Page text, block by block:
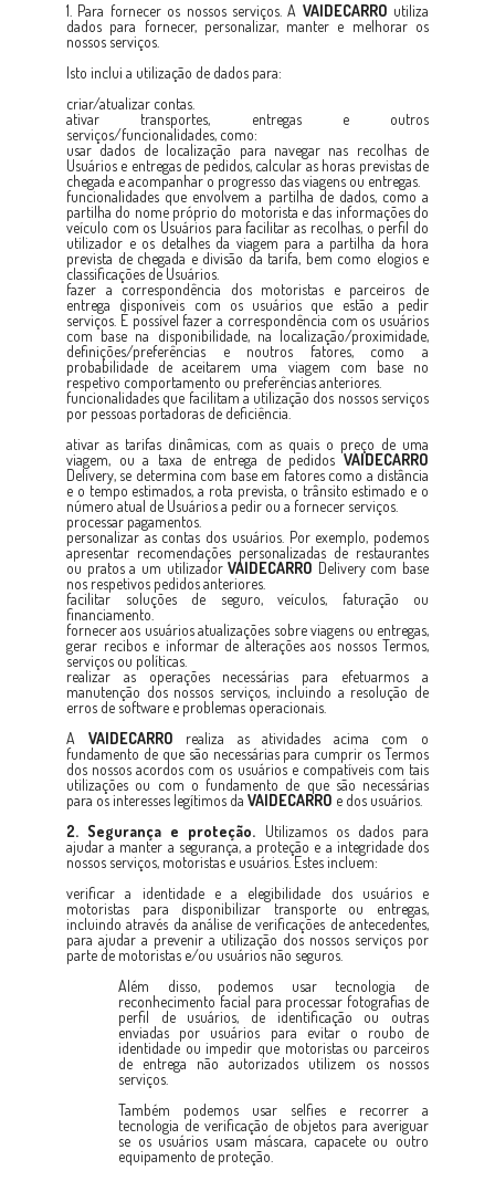
1. Para fornecer os nossos serviços. A VAIDECARRO utiliza
dados para fornecer, personalizar, manter e melhorar os
nossos serviços.
Isto inclui a utilização de dados para:
criar/atualizar contas.
ativar transportes, entregas e outros
serviços/funcionalidades, como:
usar dados de localização para navegar nas recolhas de
Usuários e entregas de pedidos, calcular as horas previstas de
chegada e acompanhar o progresso das viagens ou entregas.
funcionalidades que envolvem a partilha de dados, como a
partilha do nome próprio do motorista e das informações do
veículo com os Usuários para facilitar as recolhas, o perfil do
utilizador e os detalhes da viagem para a partilha da hora
prevista de chegada e divisão da tarifa, bem como elogios e
classificações de Usuários.
fazer a correspondência dos motoristas e parceiros de
entrega disponíveis com os usuários que estão a pedir
serviços. É possível fazer a correspondência com os usuários
com base na disponibilidade, na localização/proximidade,
definições/preferências e noutros fatores, como a
probabilidade de aceitarem uma viagem com base no
respetivo comportamento ou preferências anteriores.
funcionalidades que facilitam a utilização dos nossos serviços
por pessoas portadoras de deficiência.
ativar as tarifas dinâmicas, com as quais o preço de uma
viagem, ou a taxa de entrega de pedidos VAIDECARRO
Delivery, se determina com base em fatores como a distância
e o tempo estimados, a rota prevista, o trânsito estimado e o
número atual de Usuários a pedir ou a fornecer serviços.
processar pagamentos.
personalizar as contas dos usuários. Por exemplo, podemos
apresentar recomendações personalizadas de restaurantes
ou pratos a um utilizadorVAIDECARRO Delivery com base
nos respetivos pedidos anteriores.
facilitar soluções de seguro, veículos, faturação ou
financiamento.
fornecer aos usuários atualizações sobre viagens ou entregas,
gerar recibos e informar de alterações aos nossos Termos,
serviços ou políticas.
realizar as operações necessárias para efetuarmos a
manutenção dos nossos serviços, incluindo a resolução de
erros de software e problemas operacionais.
A VAIDECARRO realiza as atividades acima com o
fundamento de que são necessárias para cumprir os Termos
dos nossos acordos com os usuários e compatíveis com tais
utilizações ou com o fundamento de que são necessárias
para os interesses legítimos da VAIDECARRO e dos usuários.
2. Segurança e proteção. Utilizamos os dados para
ajudar a manter a segurança, a proteção e a integridade dos
nossos serviços, motoristas e usuários. Estes incluem:
verificar a identidade e a elegibilidade dos usuários e
motoristas para disponibilizar transporte ou entregas,
incluindo através da análise de verificações de antecedentes,
para ajudar a prevenir a utilização dos nossos serviços por
parte de motoristas e/ou usuários não seguros.
Além disso, podemos usar tecnologia de
reconhecimento facial para processar fotografias de
perfil de usuários, de identificação ou outras
enviadas por usuários para evitar o roubo de
identidade ou impedir que motoristas ou parceiros
de entrega não autorizados utilizem os nossos
serviços.
Também podemos usar selfies e recorrer a
tecnologia de verificação de objetos para averiguar
se os usuários usam máscara, capacete ou outro
equipamento de proteção.